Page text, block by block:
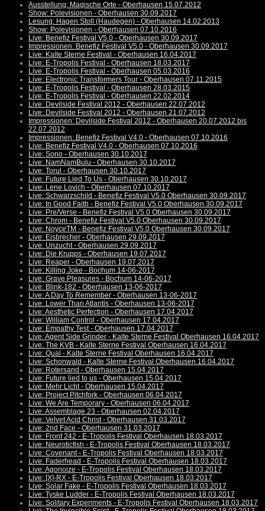
Ausstellung: Magische Orte - Oberhausen 15.07.2012
Show: Polevisionen - Oberhausen 30.09.2017
Lesung: Hagen Stoll (Haudegen) - Oberhausen 14.02.2013
Show: Polevisionen - Oberhausen 07.10.2016
Live: Benefiz Festival V5.0 - Oberhausen 30.09.2017
Impressionen: Benefiz Festival V5.0 - Oberhausen 30.09.2017
Live: Kalte Sterne Festival - Oberhausen 16.04.2017
Live: E-Tropolis Festival - Oberhausen 18.03.2017
Live: E-Tropolis Festival - Oberhausen 05.03.2016
Live: Electronic Transformers Tour - Oberhausen 07.11.2015
Live: E-Tropolis Festival - Oberhausen 28.03.2015
Live: E-Tropolis Festival - Oberhausen 22.02.2014
Live: Devilside Festival 2012 - Oberhausen 22.07.2012
Live: Devilside Festival 2012 - Oberhausen 21.07.2012
Impressionen: Devilside Festival 2012 - Oberhausen 20.07.2012 bis
22.07.2012
Impressionen: Benefiz Festival V4.0 - Oberhausen 07.10.2016
Live: Benefiz Festival V4.0 - Oberhausen 07.10.2016
Live: Sono - Oberhausen 30.10.2017
Live: NamNamBulu - Oberhausen 30.10.2017
Live: Torul - Oberhausen 30.10.2017
Live: Future Lied To Us - Oberhausen 30.10.2017
Live: Lene Lovich - Oberhausen 07.10.2017
Live: Schwarzschild - Benefiz Festival V5.0 Oberhausen 30.09.2017
Live: In Good Faith - Benefiz Festival V5.0 Oberhausen 30.09.2017
Live: Pre/Verse - Benefiz Festival V5.0 Oberhausen 30.09.2017
Live: Chrom - Benefiz Festival V5.0 Oberhausen 30.09.2017
Live: NoyceTM - Benefiz Festival V5.0 Oberhausen 30.09.2017
Live: Eisbrecher - Oberhausen 29.09.2017
Live: Unzucht - Oberhausen 29.09.2017
Live: Die Krupps - Oberhausen 19.07.2017
Live: Reaper - Oberhausen 19.07.2017
Live: Killing Joke - Bochum 14-06-2017
Live: Grave Pleasures - Bochum 14-06-2017
Live: Blink-182 - Oberhausen 13-06-2017
Live: A Day To Remember - Oberhausen 13-06-2017
Live: Lower Than Atlantis - Oberhausen 13-06-2017
Live: Aesthetic Perfection - Oberhausen 17.04.2017
Live: William Control - Oberhausen 17.04.2017
Live: Empathy Test - Oberhausen 17.04.2017
Live: Agent Side Grinder - Kalte Sterne Festival Oberhausen 16.04.2017
Live: The KVB - Kalte Sterne Festival Oberhausen 16.04.2017
Live: Qual - Kalte Sterne Festival Oberhausen 16.04.2017
Live: Schonwald - Kalte Sterne Festival Oberhausen 16.04.2017
Live: Rotersand - Oberhausen 15.04.2017
Live: Future lied to us - Oberhausen 15.04.2017
Live: Mehr Licht - Oberhausen 15.04.2017
Live: Project Pitchfork - Oberhausen 06.04.2017
Live: We Are Temporary - Oberhausen 06.04.2017
Live: Assemblage 23 - Oberhausen 02.04.2017
Live: Velvet Acid Christ - Oberhausen 31.03.2017
Live: 2nd Face - Oberhausen 31.03.2017
Live: Front 242 - E-Tropolis Festival Oberhausen 18.03.2017
Live: Neuroticfish - E-Tropolis Festival Oberhausen 18.03.2017
Live: Covenant - E-Tropolis Festival Oberhausen 18.03.2017
Live: Faderhead - E-Tropolis Festival Oberhausen 18.03.2017
Live: Agonoize - E-Tropolis Festival Oberhausen 18.03.2017
Live: [X]-RX - E-Tropolis Festival Oberhausen 18.03.2017
Live: Solar Fake - E-Tropolis Festival Oberhausen 18.03.2017
Live: Tyske Ludder - E-Tropolis Festival Oberhausen 18.03.2017
Live: Solitary Experiments - E-Tropolis Festival Oberhausen 18.03.2017